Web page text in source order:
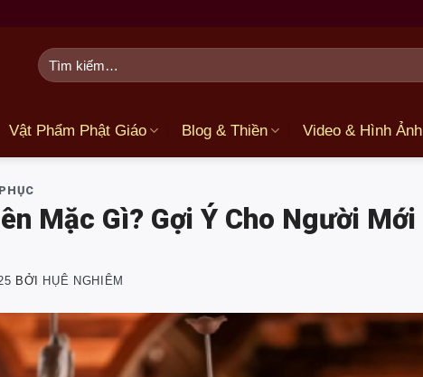
Tìm
kiếm:
Vật Phẩm Phật Giáo Blog & Thiền Video & Hình Ảnh
Mặc Gì? Gợi Ý Cho Người Mới
BỞI HỤÊ NGHIÊM